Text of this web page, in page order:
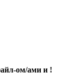
ом/ами и !